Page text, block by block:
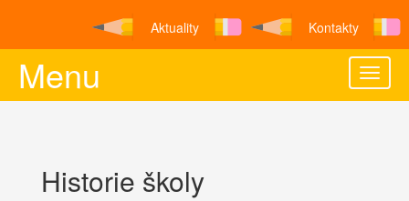
Aktuality Kontakty
Toggle
Menu
Historie školy